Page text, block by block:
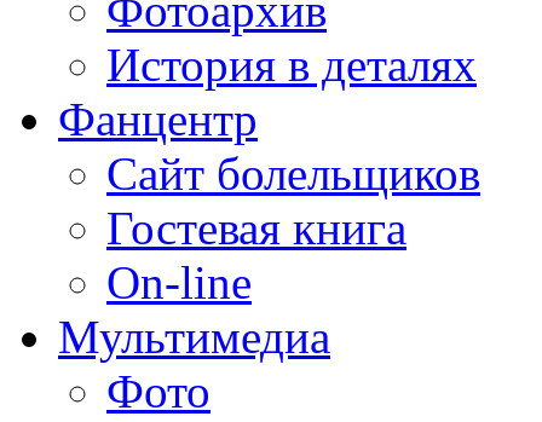
История в деталях
Фанцентр
Сайт болельщиков
Гостевая книга
On-line
Мультимедиа
Фото